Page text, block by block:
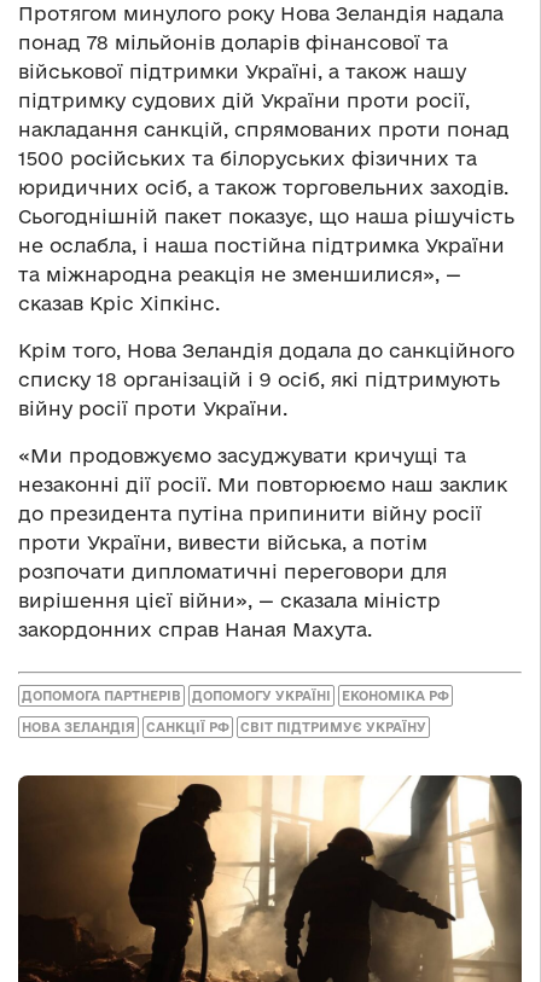
Протягом минулого року Нова Зеландія надала
понад 78 мільйонів доларів фінансової та
військової підтримки Україні, а також нашу
підтримку судових дій України проти росії,
накладання санкцій, спрямованих проти понад
1500 російських та білоруських фізичних та
юридичних осіб, а також торговельних заходів.
Сьогоднішній пакет показує, що наша рішучість
не ослабла, і наша постійна підтримка України
та міжнародна реакція не зменшилися», —
сказав Кріс Хіпкінс.
Крім того, Нова Зеландія додала до санкційного
списку 18 організацій і 9 осіб, які підтримують
війну росії проти України.
«Ми продовжуємо засуджувати кричущі та
незаконні дії росії. Ми повторюємо наш заклик
до президента путіна припинити війну росії
проти України, вивести війська, а потім
розпочати дипломатичні переговори для
вирішення цієї війни», — сказала міністр
закордонних справ Наная Махута.
ДОПОМОГА ПАРТНЕРІВ ДОПОМОГУ УКРАЇНІ ЕКОНОМІКА РФ
НОВА ЗЕЛАНДІЯ САНКЦІЇ РФ СВІТ ПІДТРИМУЄ УКРАЇНУ